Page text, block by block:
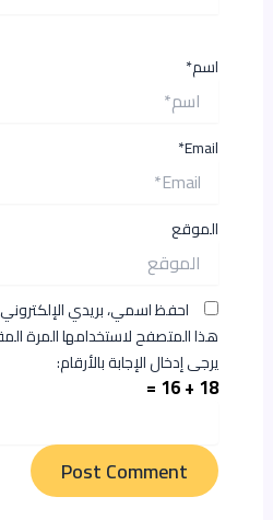
اسم*
Email*
الموقع
احفظ اسمي، بريدي
هذا المتصفح لاستخدامها المرة
يرجى إدخال الإجابة بالأرقام:
18 + 16 =